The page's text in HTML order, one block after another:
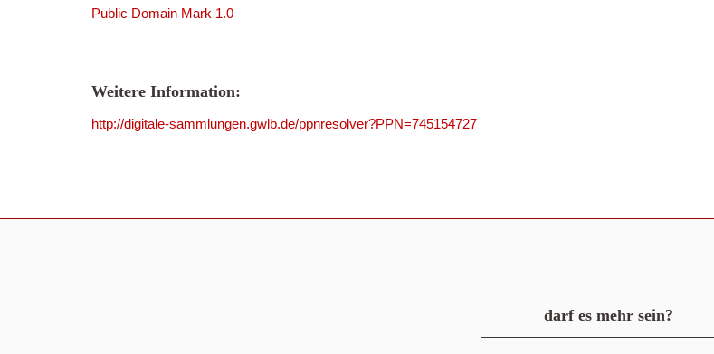
Public Domain Mark 1.0
Weitere Information:
http://digitale-sammlungen.gwlb.de/ppnresolver?PPN=745154727
darf es mehr sein?